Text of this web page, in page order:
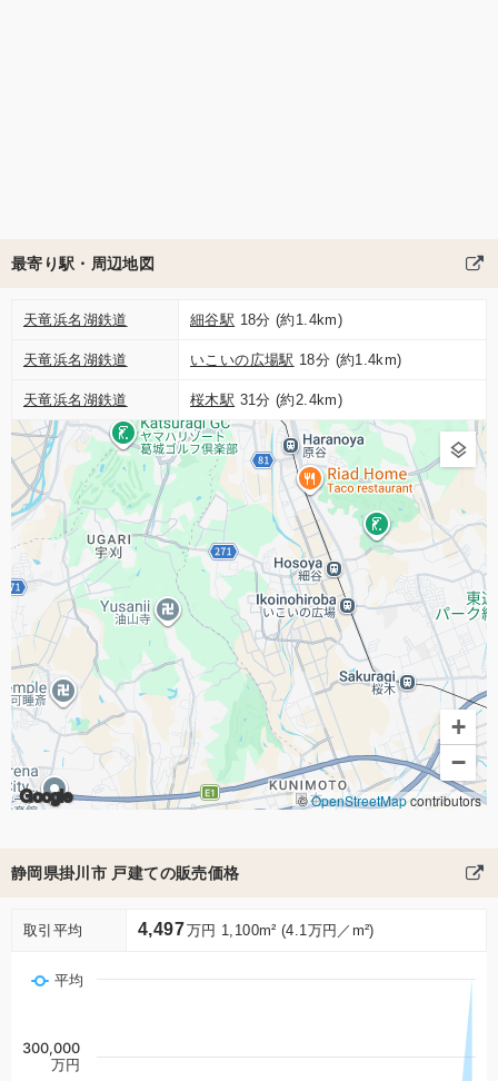
最寄り駅・周辺地図
天竜浜名湖鉄道 細谷駅 18分 (約1.4km)
天竜浜名湖鉄道 いこいの広場駅 18分 (約1.4km)
天竜浜名湖鉄道 桜木駅 31分 (約2.4km)
Google
+
−
©OpenStreetMapcontributors
静岡県掛川市 戸建ての販売価格
取引平均 4,497万円 1,100m² (4.1万円／m²)
平均
300,000
万円